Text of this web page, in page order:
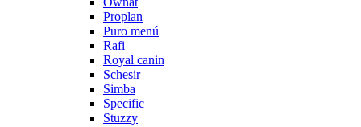
Proplan
Puro menú
Rafi
Royal canin
Schesir
Simba
Specific
Stuzzy